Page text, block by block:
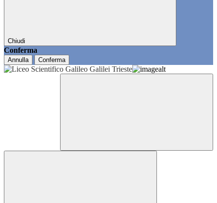
Chiudi
Conferma
Annulla Conferma